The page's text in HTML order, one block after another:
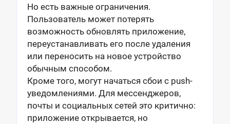
Но есть важные ограничения.
Пользователь может потерять
возможность обновлять приложение,
переустанавливать его после удаления
или переносить на новое устройство
обычным способом.
Кроме того, могут начаться сбои с push-
уведомлениями. Для мессенджеров,
почты и социальных сетей это критично:
приложение открывается, но